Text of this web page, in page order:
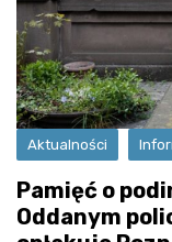
Aktualności
Pamięć o
Oddanym